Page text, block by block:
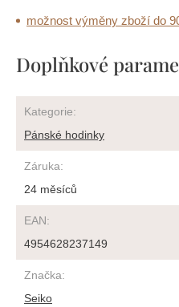
možnost výměny zboží do
Doplňkové
Kategorie:
Pánské hodinky
Záruka:
24 měsíců
EAN:
4954628237149
Značka:
Seiko